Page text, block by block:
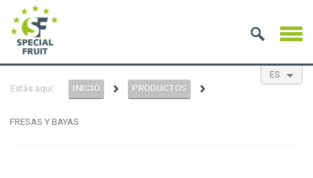
ES
Estás aquí: INICIO PRODUCTOS
FRESAS Y BAYAS